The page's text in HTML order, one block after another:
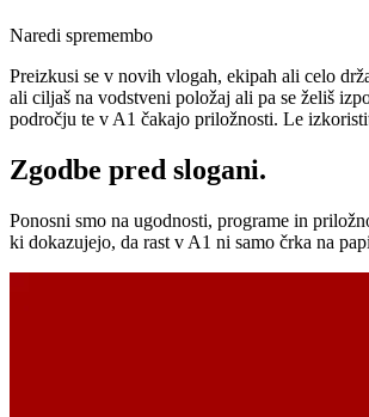
Naredi spremembo
Preizkusi se v novih vlogah, ekipah ali celo
ali ciljaš na vodstveni položaj ali pa se želiš
področju te v A1 čakajo priložnosti. Le
Zgodbe pred slogani.
Ponosni smo na ugodnosti, programe in
ki dokazujejo, da rast v A1 ni samo črka na